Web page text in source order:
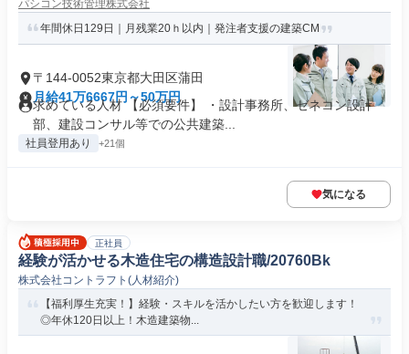
パシコン技術管理株式会社
年間休日129日｜月残業20ｈ以内｜発注者支援の建築CM
〒144-0052東京都大田区蒲田
月給41万6667円～50万円
求めている人材 【必須要件】 ・設計事務所、ゼネコン設計
部、建設コンサル等での公共建築...
社員登用あり +21個
気になる
正社員
経験が活かせる木造住宅の構造設計職/20760Bk
株式会社コントラフト(人材紹介)
【福利厚生充実！】経験・スキルを活かしたい方を歓迎します！
◎年休120日以上！木造建築物...